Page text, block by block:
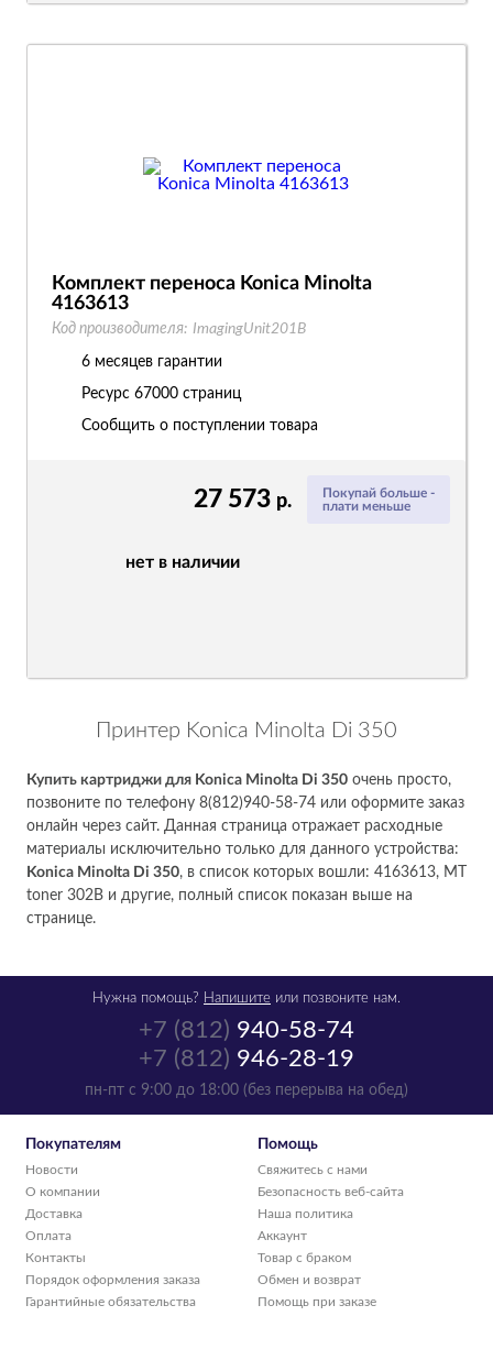
Покупай больше -
плати меньше
27 573 р.
нет в наличии
Комплект переноса Konica Minolta
4163613
Код производителя: ImagingUnit201B
6 месяцев гарантии
Ресурс 67000 страниц
Сообщить о поступлении товара
Принтер Konica Minolta Di 350
Купить картриджи для Konica Minolta Di 350 очень просто,
позвоните по телефону 8(812)940-58-74 или оформите заказ
онлайн через сайт. Данная страница отражает расходные
материалы исключительно только для данного устройства:
Konica Minolta Di 350, в список которых вошли: 4163613, MT
toner 302B и другие, полный список показан выше на
странице.
+7 (812) 940-58-74
+7 (812) 946-28-19
пн-пт с 9:00 до 18:00 (без перерыва на обед)
Нужна помощь? Напишите или позвоните нам.
Покупателям
Новости
О компании
Доставка
Оплата
Контакты
Порядок оформления заказа
Гарантийные обязательства
Помощь
Свяжитесь с нами
Безопасность веб-сайта
Наша политика
Аккаунт
Товар с браком
Обмен и возврат
Помощь при заказе